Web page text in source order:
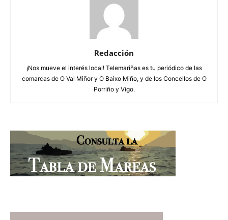
Redacción
¡Nos mueve el interés local! Telemariñas es tu periódico de las
comarcas de O Val Miñor y O Baixo Miño, y de los Concellos de O
Porriño y Vigo.